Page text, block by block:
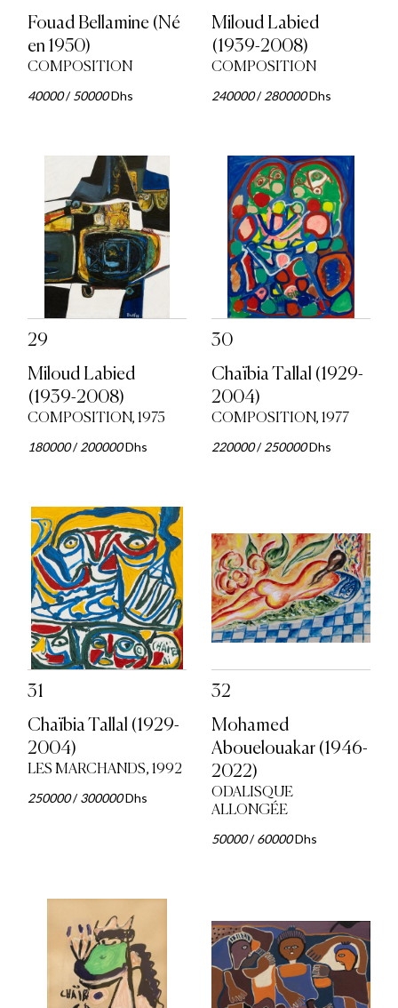
Fouad Bellamine (Né
en 1950)
COMPOSITION
40000/50000Dhs
Miloud Labied
(1939-2008)
COMPOSITION
240000/280000Dhs
29
Miloud Labied
(1939-2008)
COMPOSITION, 1975
180000/200000Dhs
30
Chaïbia Tallal (1929-
2004)
COMPOSITION, 1977
220000/250000Dhs
31
Chaïbia Tallal (1929-
2004)
LES MARCHANDS, 1992
250000/300000Dhs
32
Mohamed
Abouelouakar (1946-
2022)
ODALISQUE
ALLONGÉE
50000/60000Dhs